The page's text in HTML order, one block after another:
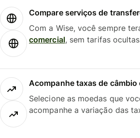
Compare serviços de
Com a Wise, você sempre
comercial, sem tarifas
Acompanhe taxas de câmbio
Selecione as moedas que
acompanhe a variação das